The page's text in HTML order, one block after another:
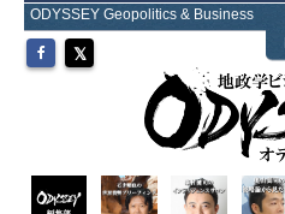
ODYSSEY Geopolitics & Business